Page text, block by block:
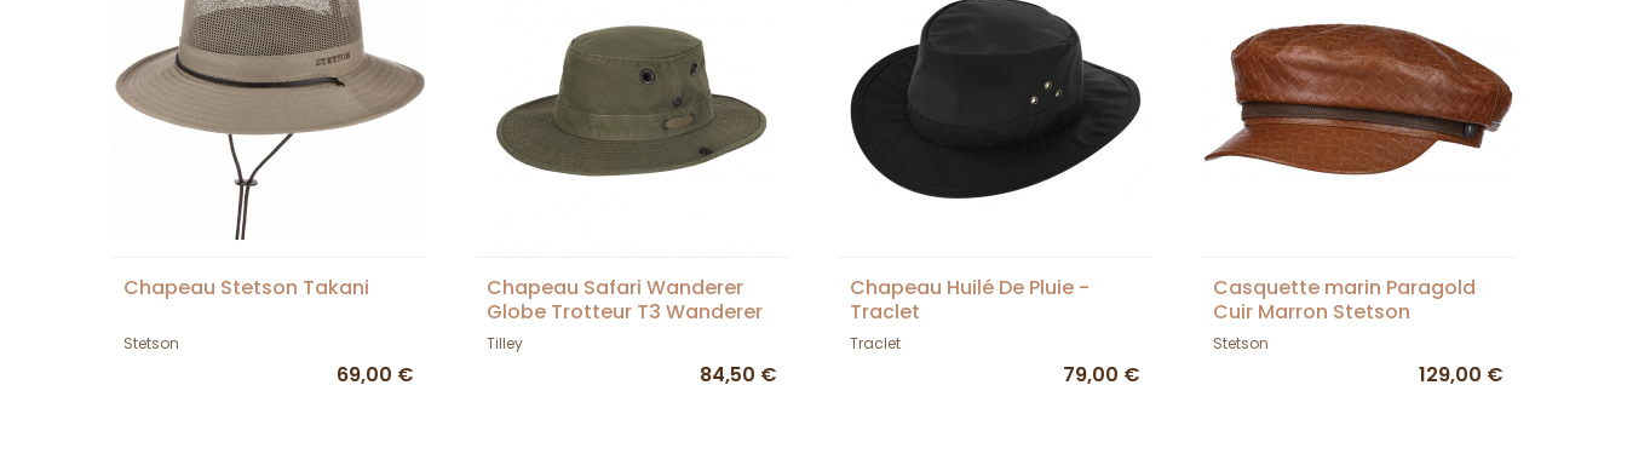
Chapeau Stetson Takani
Stetson
69,00 €
Chapeau Safari Wanderer
Globe Trotteur T3 Wanderer
Olive - Tilley
Tilley
84,50 €
Chapeau Huilé De Pluie -
Traclet
Traclet
79,00 €
Casquette marin Paragold
Cuir Marron Stetson
Stetson
129,00 €